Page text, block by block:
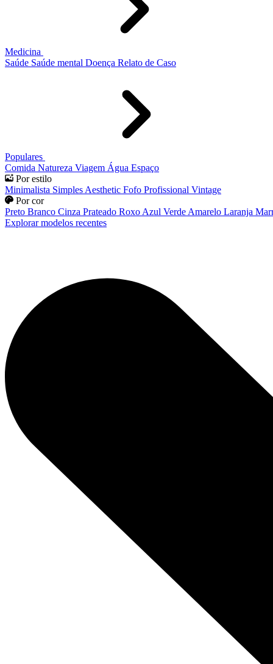
Medicina
Saúde Saúde mental Doença Relato de Caso
Populares
Comida Natureza Viagem Água Espaço
Por estilo
Minimalista Simples Aesthetic Fofo Profissional Vintage
Por cor
Preto Branco Cinza Prateado Roxo Azul Verde Amarelo Laranja
Explorar modelos recentes